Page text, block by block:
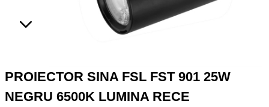
PROIECTOR SINA FSL FST 901 25W
NEGRU 6500K LUMINA RECE